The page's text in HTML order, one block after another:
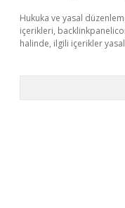
Hukuka ve yasal
içerikleri,
halinde, ilgili içerikler